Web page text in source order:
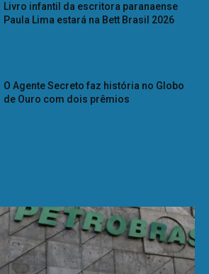
Livro infantil da escritora paranaense
Paula Lima estará na Bett Brasil 2026
O Agente Secreto faz história no Globo
de Ouro com dois prêmios